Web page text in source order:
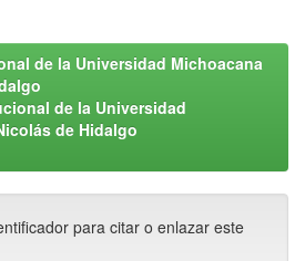
de la Universidad Michoacana
de la Universidad
de Hidalgo
para citar o enlazar este